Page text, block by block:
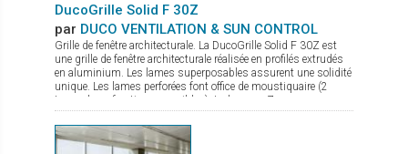
DucoGrille Solid F 30Z
par DUCO VENTILATION & SUN CONTROL
Grille de fenêtre architecturale. La DucoGrille Solid F 30Z est
une grille de fenêtre architecturale réalisée en profilés extrudés
en aluminium. Les lames superposables assurent une solidité
unique. Les lames perforées font office de moustiquaire (2
types de perforations possibles). La lame en Z procure un
design esthétique.